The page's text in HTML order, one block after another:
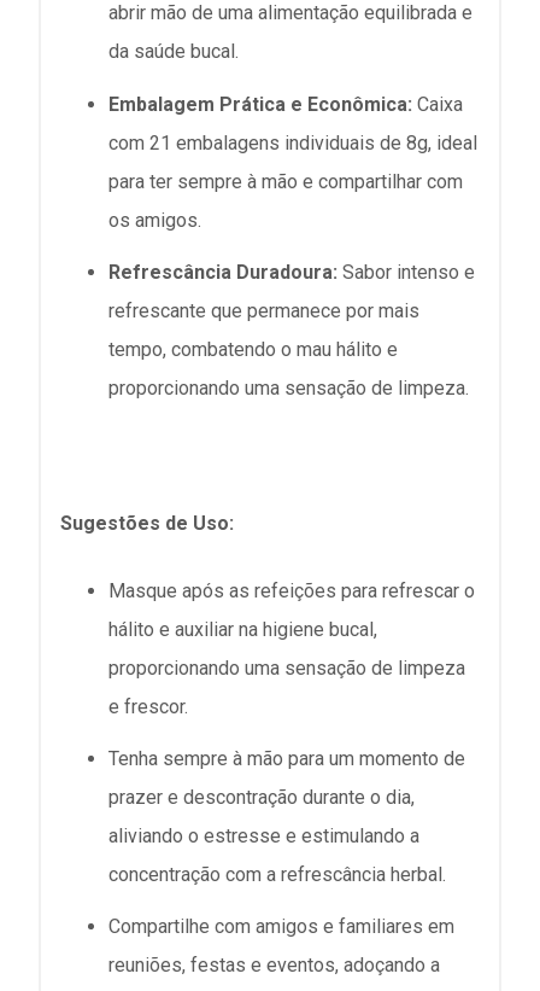
abrir mão de uma alimentação equilibrada e
da saúde bucal.
Embalagem Prática e Econômica: Caixa
com 21 embalagens individuais de 8g, ideal
para ter sempre à mão e compartilhar com
os amigos.
Refrescância Duradoura: Sabor intenso e
refrescante que permanece por mais
tempo, combatendo o mau hálito e
proporcionando uma sensação de limpeza.
Sugestões de Uso:
Masque após as refeições para refrescar o
hálito e auxiliar na higiene bucal,
proporcionando uma sensação de limpeza
e frescor.
Tenha sempre à mão para um momento de
prazer e descontração durante o dia,
aliviando o estresse e estimulando a
concentração com a refrescância herbal.
Compartilhe com amigos e familiares em
reuniões, festas e eventos, adoçando a